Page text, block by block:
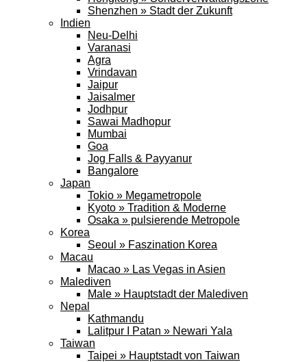
Shenzhen » Stadt der Zukunft
Indien
Neu-Delhi
Varanasi
Agra
Vrindavan
Jaipur
Jaisalmer
Jodhpur
Sawai Madhopur
Mumbai
Goa
Jog Falls & Payyanur
Bangalore
Japan
Tokio » Megametropole
Kyoto » Tradition & Moderne
Osaka » pulsierende Metropole
Korea
Seoul » Faszination Korea
Macau
Macao » Las Vegas in Asien
Malediven
Male » Hauptstadt der Malediven
Nepal
Kathmandu
Lalitpur I Patan » Newari Yala
Taiwan
Taipei » Hauptstadt von Taiwan